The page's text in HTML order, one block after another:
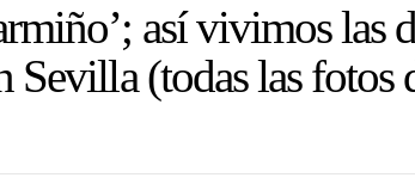
así vivimos las
(todas las fotos